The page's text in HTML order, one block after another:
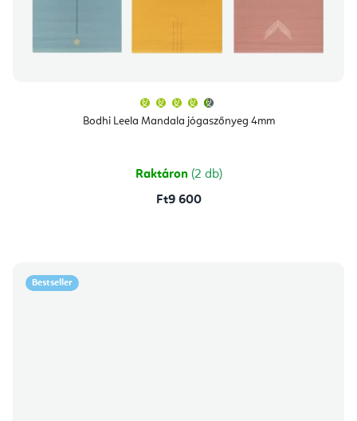
Bodhi Leela Mandala jógaszőnyeg 4mm
átlagos
értékelése
csillag.
Raktáron (2 db)
Ft9 600
Bestseller